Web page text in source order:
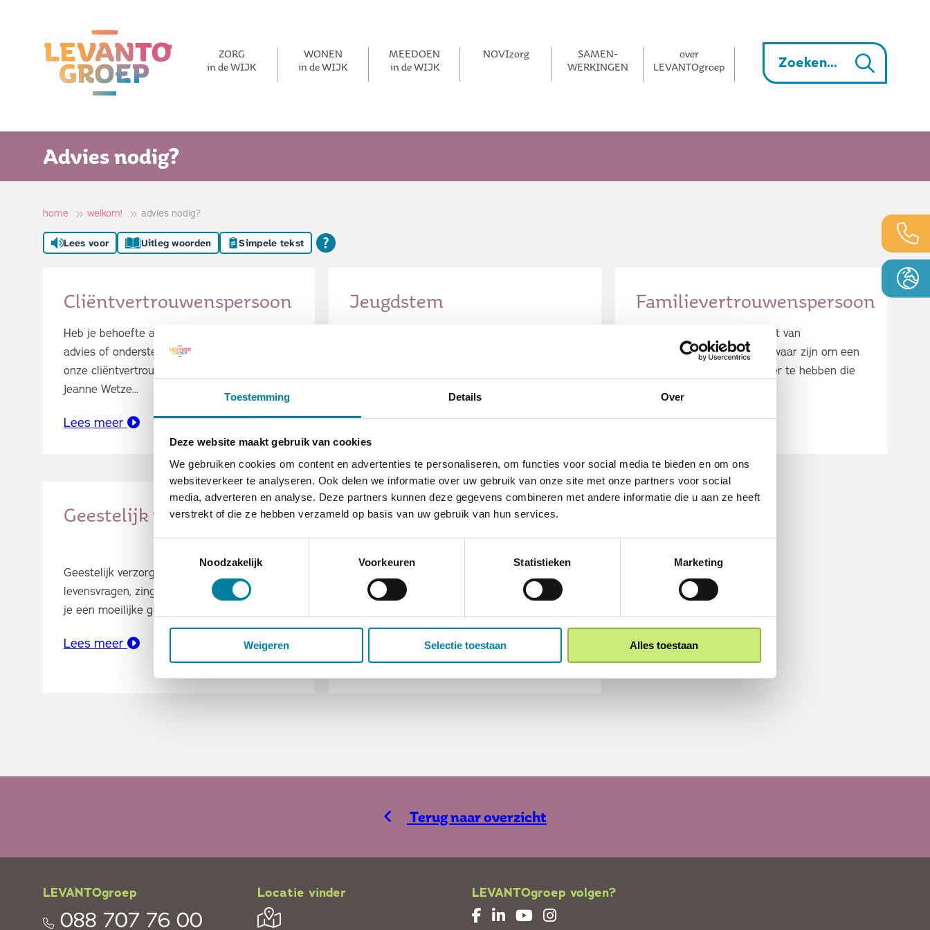
Toestemming Details Over
Deze website maakt gebruik van cookies
We gebruiken cookies om content en advertenties te personaliseren, om functies voor social media te bieden en om ons
websiteverkeer te analyseren. Ook delen we informatie over uw gebruik van onze site met onze partners voor social
media, adverteren en analyse. Deze partners kunnen deze gegevens combineren met andere informatie die u aan ze heeft
verstrekt of die ze hebben verzameld op basis van uw gebruik van hun services.
Noodzakelijk
Voorkeuren Statistieken Marketing
Weigeren Selectie toestaan Alles toestaan
ZORG
in de WIJK
WONEN
in de WIJK
MEEDOEN
in de WIJK
NOVIzorg
SAMEN­­
WERKINGEN
over
LEVANTOgroep
Advies nodig?
home welkom! advies nodig?
Lees voor Uitleg woorden Simpele tekst
Cliëntvertrouwenspersoon
Heb je behoefte aan een luisterend oor,
advies of ondersteuning? Dan kun je met
onze cliëntvertrouwenspersoon praten.
Jeanne Wetze...
Lees meer
Jeugdstem
Lees meer
Familievertrouwenspersoon
Ben je naaste van een cliënt van
LEVANTOgroep? Het kan zwaar zijn om een
kind, partner, vriend of ouder te hebben die
psychis...
Lees meer
Geestelijk verzorgers
Geestelijk verzorgers houden zich bezig met
levensvragen, zingeving en spiritualiteit. Heb
je een moeilijke gebeurtenis meegemaakt...
Lees meer
Onafhankelijke
Cliëntondersteuner
iemand van buiten LEVANTOgroep met je
aa...
Lees meer
Terug naar overzicht
LEVANTOgroep
088 707 76 00
Locatie vinder LEVANTOgroep volgen?